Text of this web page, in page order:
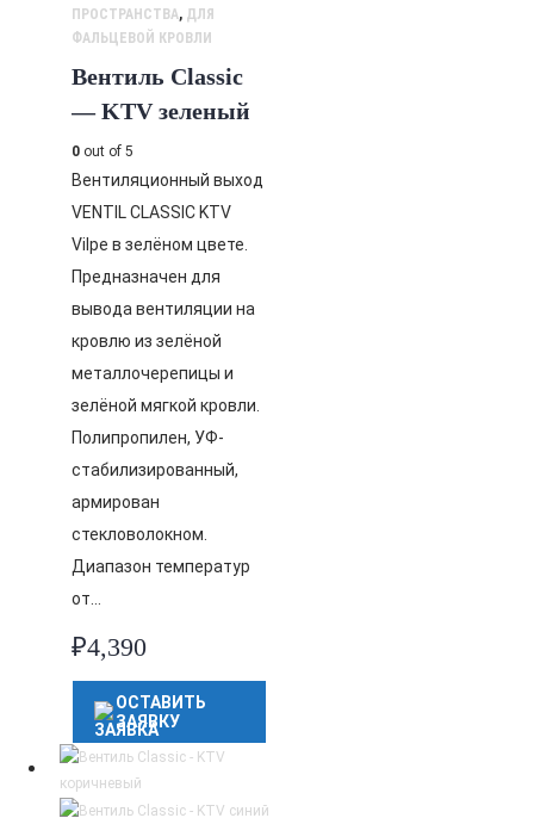
ПРОСТРАНСТВА, ДЛЯ
ФАЛЬЦЕВОЙ КРОВЛИ
Вентиль Classic
— KTV зеленый
0 out of 5
Вентиляционный выход
VENTIL CLASSIC KTV
Vilpe в зелёном цвете.
Предназначен для
вывода вентиляции на
кровлю из зелёной
металлочерепицы и
зелёной мягкой кровли.
Полипропилен, УФ-
стабилизированный,
армирован
стекловолокном.
Диапазон температур
от…
₽4,390
ОСТАВИТЬ
ЗАЯВКУ